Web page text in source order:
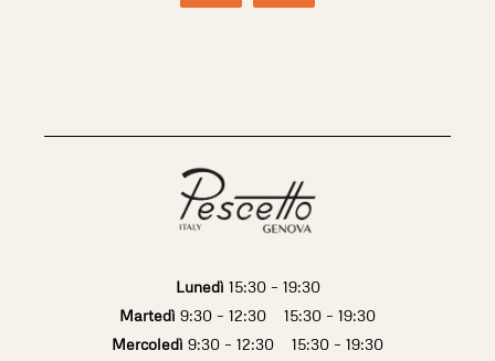
Lunedì 15:30 – 19:30
Martedì 9:30 – 12:30 15:30 – 19:30
Mercoledì 9:30 – 12:30 15:30 – 19:30